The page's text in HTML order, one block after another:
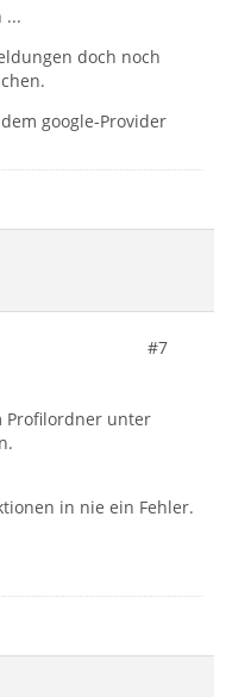
...
doch noch
google-Provider
#7
Profilordner unter
in nie ein Fehler.